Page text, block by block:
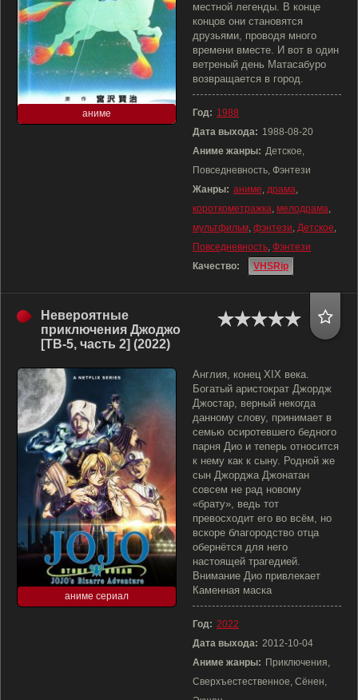
аниме
местной легенды. В конце
концов они становятся
друзьями, проводя много
времени вместе. И вот в один
ветреный день Матасабуро
возвращается в город.
Год: 1988
Дата выхода: 1988-08-20
Аниме жанры: Детское,
Повседневность, Фэнтези
Жанры: аниме, драма,
короткометражка, мелодрама,
мультфильм, фэнтези, Детское,
Повседневность, Фэнтези
Качество:
VHSRip
Невероятные
приключения Джоджо
[ТВ-5, часть 2] (2022)
аниме сериал
Англия, конец XIX века.
Богатый аристократ Джордж
Джостар, верный некогда
данному слову, принимает в
семью осиротевшего бедного
парня Дио и теперь относится
к нему как к сыну. Родной же
сын Джорджа Джонатан
совсем не рад новому
«брату», ведь тот
превосходит его во всём, но
вскоре благородство отца
обернётся для него
настоящей трагедией.
Внимание Дио привлекает
Каменная маска
Год: 2022
Дата выхода: 2012-10-04
Аниме жанры: Приключения,
Сверхъестественное, Сёнен,